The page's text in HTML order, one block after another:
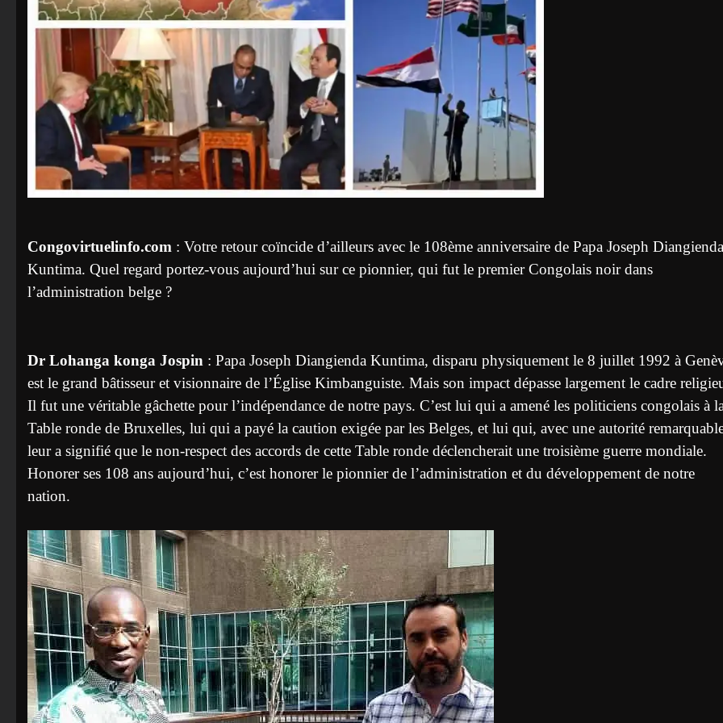
Congovirtuelinfo.com : Votre retour coïncide d’ailleurs avec le 108ème anniversaire de Papa Joseph Diangienda
Kuntima. Quel regard portez-vous aujourd’hui sur ce pionnier, qui fut le premier Congolais noir dans
l’administration belge ?
Dr Lohanga konga Jospin : Papa Joseph Diangienda Kuntima, disparu physiquement le 8 juillet 1992 à
est le grand bâtisseur et visionnaire de l’Église Kimbanguiste. Mais son impact dépasse largement le cadre
Il fut une véritable gâchette pour l’indépendance de notre pays. C’est lui qui a amené les politiciens congolais à
Table ronde de Bruxelles, lui qui a payé la caution exigée par les Belges, et lui qui, avec une autorité
leur a signifié que le non-respect des accords de cette Table ronde déclencherait une troisième guerre mondiale.
Honorer ses 108 ans aujourd’hui, c’est honorer le pionnier de l’administration et du développement de notre
nation.